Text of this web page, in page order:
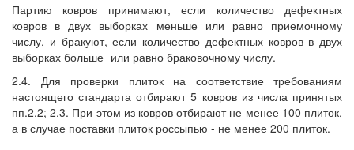
Партию ковров принимают, если количество дефектных
ковров в двух выборках меньше или равно приемочному
числу, и бракуют, если количество дефектных ковров в двух
выборках больше или равно браковочному числу.
2.4. Для проверки плиток на соответствие требованиям
настоящего стандарта отбирают 5 ковров из числа принятых
пп.2.2; 2.3. При этом из ковров отбирают не менее 100 плиток,
а в случае поставки плиток россыпью - не менее 200 плиток.